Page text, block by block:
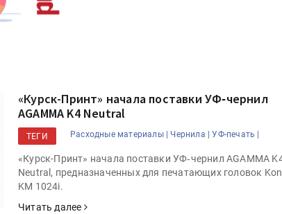
«Курск-Принт» начала поставки УФ‑чернил
AGAMMA K4 Neutral
ТЕГИ Расходные материалы | Чернила | УФ-печать |
«Курск-Принт» начала поставки УФ‑чернил AGAMMA
Neutral, предназначенных для печатающих головок
KM 1024i.
Читать далее